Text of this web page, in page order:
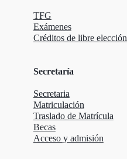
TFG
Exámenes
Créditos de libre elección
Secretaría
Secretaria
Matriculación
Traslado de Matrícula
Becas
Acceso y admisión